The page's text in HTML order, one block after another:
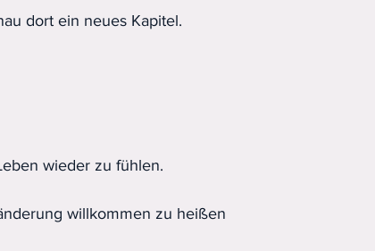
dort ein neues Kapitel.
wieder zu fühlen.
willkommen zu heißen